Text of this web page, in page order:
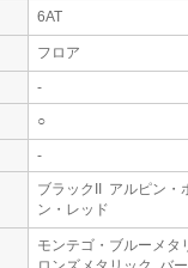
6AT
フロア
-
○
-
ブラックII アルピン・
ン・レッド
モンテゴ・ブルーメ